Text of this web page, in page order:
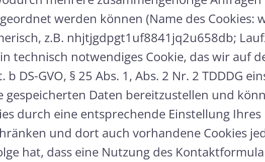
werden können (Name des Cookies:
z.B. nhjtjgdpgt1uf8841jq2u658db;
technisch notwendiges Cookie, das wir auf
DS-GVO, § 25 Abs. 1, Abs. 2 Nr. 2 TDDDG
Daten bereitzustellen und
durch eine entsprechende Einstellung Ihres
und dort auch vorhandene Cookies
hat, dass eine Nutzung des